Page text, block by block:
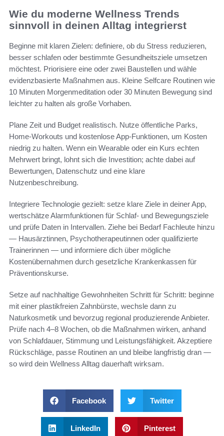
Wie du moderne Wellness Trends
sinnvoll in deinen Alltag integrierst
Beginne mit klaren Zielen: definiere, ob du Stress reduzieren,
besser schlafen oder bestimmte Gesundheitsziele umsetzen
möchtest. Priorisiere eine oder zwei Baustellen und wähle
evidenzbasierte Maßnahmen aus. Kleine Selfcare Routinen wie
10 Minuten Morgenmeditation oder 30 Minuten Bewegung sind
leichter zu halten als große Vorhaben.
Plane Zeit und Budget realistisch. Nutze öffentliche Parks,
Home-Workouts und kostenlose App-Funktionen, um Kosten
niedrig zu halten. Wenn ein Wearable oder ein Kurs echten
Mehrwert bringt, lohnt sich die Investition; achte dabei auf
Bewertungen, Datenschutz und eine klare
Nutzenbeschreibung.
Integriere Technologie gezielt: setze klare Ziele in deiner App,
wertschätze Alarmfunktionen für Schlaf- und Bewegungsziele
und prüfe Daten in Intervallen. Ziehe bei Bedarf Fachleute hinzu
— Hausärztinnen, Psychotherapeutinnen oder qualifizierte
Trainerinnen — und informiere dich über mögliche
Kostenübernahmen durch gesetzliche Krankenkassen für
Präventionskurse.
Setze auf nachhaltige Gewohnheiten Schritt für Schritt: beginne
mit einer plastikfreien Zahnbürste, wechsle dann zu
Naturkosmetik und bevorzug regional produzierende Anbieter.
Prüfe nach 4–8 Wochen, ob die Maßnahmen wirken, anhand
von Schlafdauer, Stimmung und Leistungsfähigkeit. Akzeptiere
Rückschläge, passe Routinen an und bleibe langfristig dran —
so wird dein Wellness Alltag dauerhaft wirksam.
Facebook Twitter
LinkedIn Pinterest